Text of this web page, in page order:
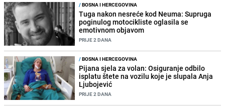
/BOSNA I HERCEGOVINA
Tuga nakon nesreće kod Neuma: Supruga
poginulog motocikliste oglasila se
emotivnom objavom
PRIJE 2 DANA
/BOSNA I HERCEGOVINA
Pijana sjela za volan: Osiguranje odbilo
isplatu štete na vozilu koje je slupala Anja
Ljubojević
PRIJE 2 DANA